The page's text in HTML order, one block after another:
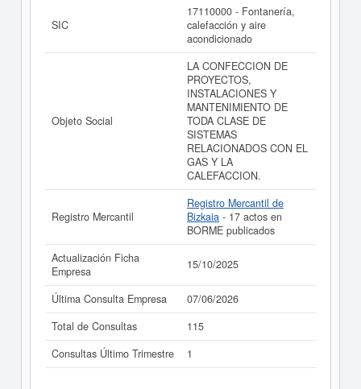
ABA GAS Y CALEFACCION SOCIEDAD LIMITADA.
puede
acceder inmediatamente a este Informe ampliado
de ABA GAS Y CALEFACCION SOCIEDAD LIMITADA. y
consultar los resultados de sus años de actividad, así
como los balances y cuentas de resultados disponibles.
La última actualización del informe de empresa se ha
realizado el 15/10/2025.
SIC
17110000 - Fontanería,
calefacción y aire
acondicionado
Objeto Social
LA CONFECCION DE
PROYECTOS,
INSTALACIONES Y
MANTENIMIENTO DE
TODA CLASE DE
SISTEMAS
RELACIONADOS CON EL
GAS Y LA
CALEFACCION.
Registro Mercantil
Registro Mercantil de
Bizkaia - 17 actos en
BORME publicados
Actualización Ficha
Empresa
15/10/2025
Última Consulta Empresa
07/06/2026
Total de Consultas
115
Consultas Último Trimestre
1